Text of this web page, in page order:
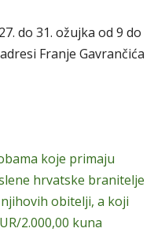
do 31. ožujka od 9 do
Franje Gavrančića
koje primaju
hrvatske branitelje
obitelji, a koji
2.000,00 kuna